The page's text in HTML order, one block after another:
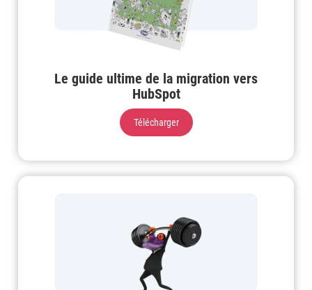
Le guide ultime de la migration vers
HubSpot
Télécharger